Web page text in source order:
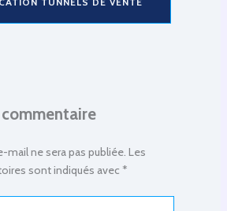
mail ne sera pas publiée. Les
sont indiqués avec *